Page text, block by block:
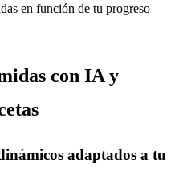
en función de tu progreso
con IA y
adaptados a tu